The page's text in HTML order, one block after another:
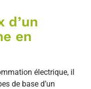
d’un
en
électrique, il
de base d’un